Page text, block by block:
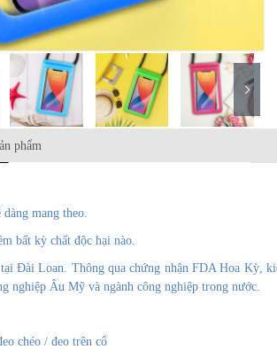
phẩm
mang theo.
bất kỳ chất độc hại nào.
Đài Loan. Thông qua chứng nhận FDA Hoa Kỳ,
nghiệp Âu Mỹ và ngành công nghiệp trong nước.
chéo / đeo trên cổ